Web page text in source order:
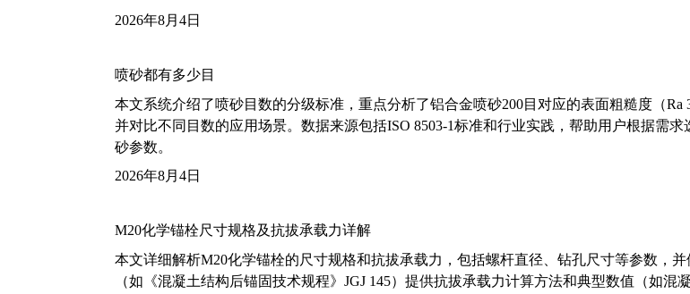
2026年8月4日
喷砂都有多少目
本文系统介绍了喷砂目数的分级标准，重点分析了铝合金喷砂200目对应的表面粗糙度（Ra
并对比不同目数的应用场景。数据来源包括ISO 8503-1标准和行业实践，帮助用户根据需求
砂参数。
2026年8月4日
M20化学锚栓尺寸规格及抗拔承载力详解
本文详细解析M20化学锚栓的尺寸规格和抗拔承载力，包括螺杆直径、钻孔尺寸等参数，
（如《混凝土结构后锚固技术规程》JGJ 145）提供抗拔承载力计算方法和典型数值（如混